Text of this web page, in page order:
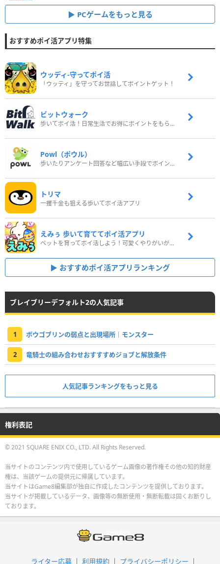
PCゲームをもっと見る
おすすめポイ活アプリ特集
ウッディ‐守ってポイ活
「ウッディ」を守ってお世話してポイントゲット！
ビットウォーク
歩いてポイ活！日常生活でお得にポイントをもらおう
Powl（ポウル）
歩いたりアンケート回答など幅広い手段でポイントをゲット
トリマ
一攫千金も狙える歩いてポイ活アプリ
えみぅ 歩いて育ててポイ活アプリ
ペットを育ってポイ活しよう！可愛くやりがいがある新感覚アプリ
おすすめポイ活アプリランキング
ブレイブリーデフォルト2の人気記事
1 ボウゴブリンの弱点と出現場所｜モンスター
2 竜騎士の組み合わせおすすすめジョブと解放条件
人気記事ランキングをもっと見る
権利表記
© 2021 SQUARE ENIX CO., LTD. All Rights Reserved.
当サイトのコンテンツ内で使用しているゲーム画像の著作権その他の知的財産
権は、当該ゲームの提供元に帰属しています。
当サイトはGame8編集部が独自に作成したコンテンツを提供しております。
当サイトが掲載しているデータ、画像等の無断使用・無断転載は固くお断りし
ております。
ライター応募 利用規約 プライバシーポリシー